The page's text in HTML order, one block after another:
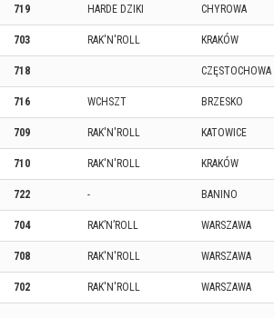
719 HARDE DZIKI CHYROWA
703 RAK'N'ROLL KRAKÓW
718 CZĘSTOCHOWA
716 WCHSZT BRZESKO
709 RAK'N'ROLL KATOWICE
710 RAK'N'ROLL KRAKÓW
722 - BANINO
704 RAK’N’ROLL WARSZAWA
708 RAK'N'ROLL WARSZAWA
702 RAK'N'ROLL WARSZAWA